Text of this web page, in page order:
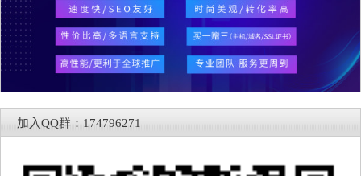
加入QQ群：174796271